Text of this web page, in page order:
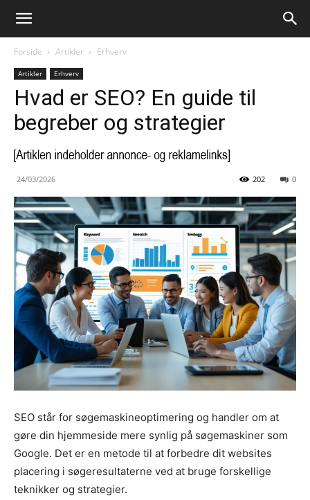
Forside Artikler Erhverv
Artikler Erhverv
Hvad er SEO? En guide til
begreber og strategier
24/03/2026 0
202
SEO står for søgemaskineoptimering og handler om at
gøre din hjemmeside mere synlig på søgemaskiner som
Google. Det er en metode til at forbedre dit websites
placering i søgeresultaterne ved at bruge forskellige
teknikker og strategier.